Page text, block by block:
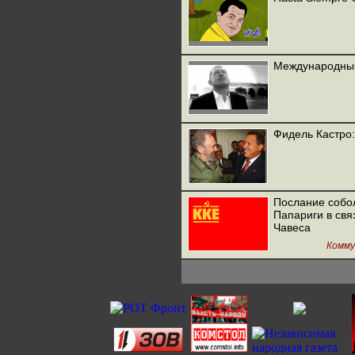
Фидель
Послание
Папариги в
Чавеса